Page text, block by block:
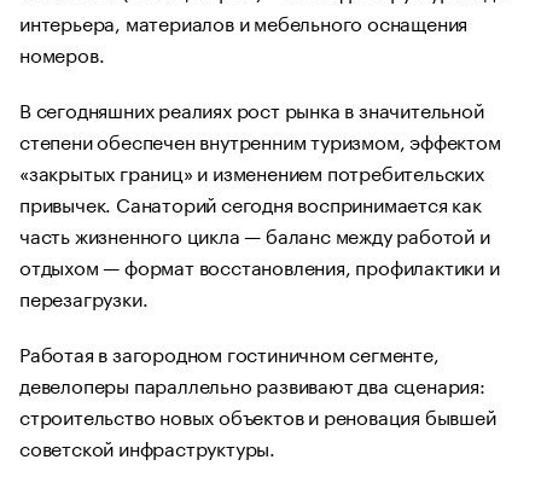
интерьера, материалов и мебельного оснащения
номеров.
В сегодняшних реалиях рост рынка в значительной
степени обеспечен внутренним туризмом, эффектом
«закрытых границ» и изменением потребительских
привычек. Санаторий сегодня воспринимается как
часть жизненного цикла — баланс между работой и
отдыхом — формат восстановления, профилактики и
перезагрузки.
Работая в загородном гостиничном сегменте,
девелоперы параллельно развивают два сценария:
строительство новых объектов и реновация бывшей
советской инфраструктуры.